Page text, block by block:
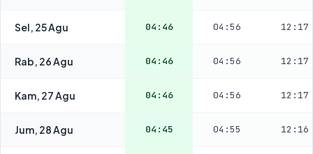
Sel, 25 Agu 04:46 04:56 12:17
Rab, 26 Agu 04:46 04:56 12:17
Kam, 27 Agu 04:46 04:56 12:17
Jum, 28 Agu 04:45 04:55 12:16